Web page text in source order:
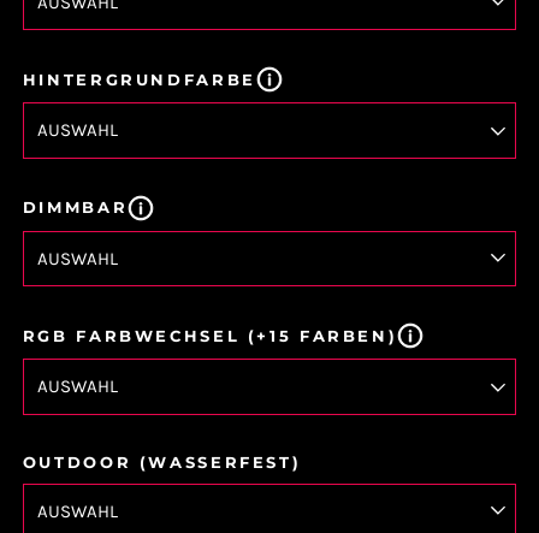
HINTERGRUNDFARBE
DIMMBAR
RGB FARBWECHSEL (+15 FARBEN)
OUTDOOR (WASSERFEST)